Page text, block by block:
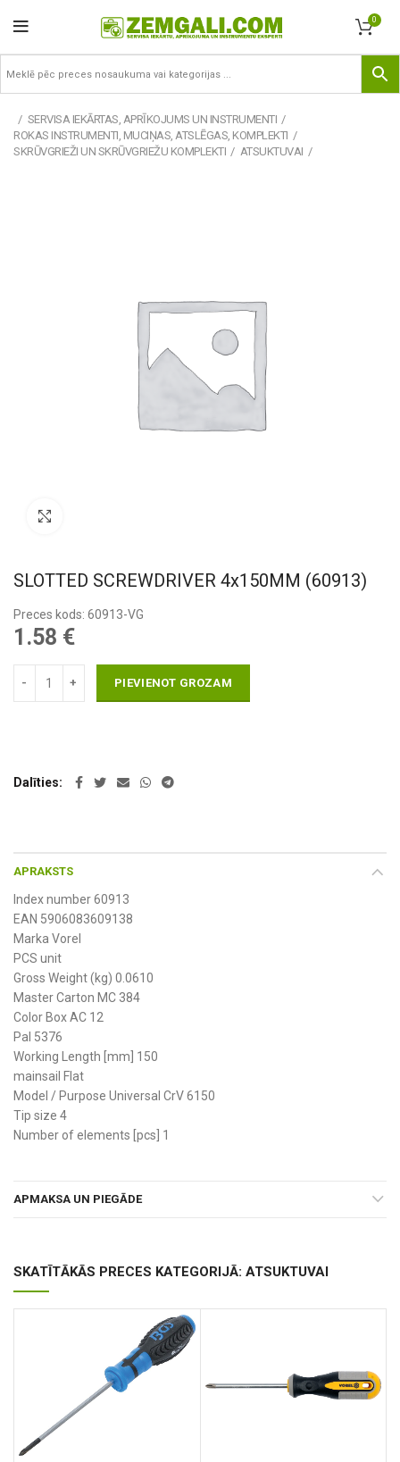
0
SERVISA IEKĀRTAS, APRĪKOJUMS UN INSTRUMENTI
ROKAS INSTRUMENTI, MUCIŅAS, ATSLĒGAS, KOMPLEKTI
SKRŪVGRIEŽI UN SKRŪVGRIEŽU KOMPLEKTI
ATSUKTUVAI
SLOTTED SCREWDRIVER 4x150MM (60913)
Preces kods: 60913-VG
1.58 €
PIEVIENOT GROZAM
Dalīties
APRAKSTS
Index number 60913
EAN 5906083609138
Marka Vorel
PCS unit
Gross Weight (kg) 0.0610
Master Carton MC 384
Color Box AC 12
Pal 5376
Working Length [mm] 150
mainsail Flat
Model / Purpose Universal CrV 6150
Tip size 4
Number of elements [pcs] 1
APMAKSA UN PIEGĀDE
SKATĪTĀKĀS PRECES KATEGORIJĀ: ATSUKTUVAI